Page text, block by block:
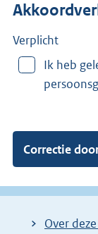
e
r
n
Verplicht
Ik heb
Over